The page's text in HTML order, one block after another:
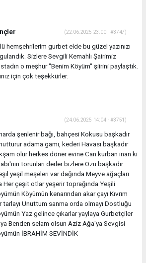
(22.06.2025 23:00 - #3747)
hemşehrilerim gurbet elde bu güzel yazınızı
Sizlere Sevgili Kemahlı Şairimiz
o meşhur "Benim Köyüm" şiirini paylaştık.
için çok teşekkürler.
(24.06.2025 14:04 - #3751)
şenlenir bağı, bahçesi Kokusu başkadır
adama gamı, kederi Havası başkadır
olur herkes döner evine Can kurban inan ki
torunları derler bizlere Özü başkadır
yeşil meşeleri var dağında Meyve ağaçları
Her çeşit otlar yeşerir toprağında Yeşili
Köyümün kenarından akar çayı Kıvrım
tarlayı Unuttum sanma orda olmayı Dostluğu
Yaz gelince çıkarlar yaylaya Gurbetçiler
Benden selam olsun Aziz Ağa'ya Sevgisi
İBRAHİM SEVİNDİK